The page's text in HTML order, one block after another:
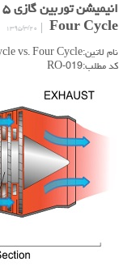
Four Cycle
۱۳۹۵/۳/۲۰
نام لاتین:Gas Turbine 5-Simple Cycle vs. Four Cycle
کد مطلب:RO-019